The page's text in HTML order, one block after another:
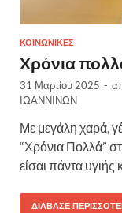
ΚΟΙΝΩΝΙΚΈΣ
Χρόνια
31 Μαρτίου 2025 -
ΙΩΑΝΝΙΝΩΝ
Με μεγάλη χαρά,
“Χρόνια Πολλά”
είσαι πάντα
ΔΙΆΒΑΣΕ